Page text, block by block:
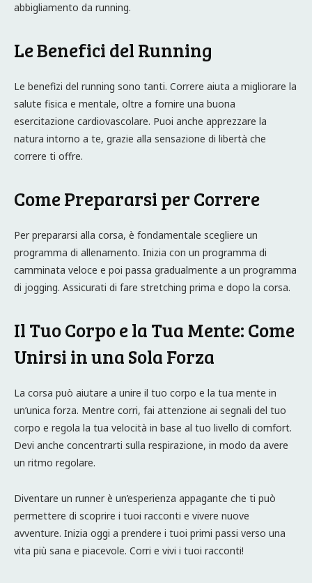
abbigliamento da running.
Le Benefici del Running
Le benefizi del running sono tanti. Correre aiuta a migliorare la
salute fisica e mentale, oltre a fornire una buona
esercitazione cardiovascolare. Puoi anche apprezzare la
natura intorno a te, grazie alla sensazione di libertà che
correre ti offre.
Come Prepararsi per Correre
Per prepararsi alla corsa, è fondamentale scegliere un
programma di allenamento. Inizia con un programma di
camminata veloce e poi passa gradualmente a un programma
di jogging. Assicurati di fare stretching prima e dopo la corsa.
Il Tuo Corpo e la Tua Mente: Come
Unirsi in una Sola Forza
La corsa può aiutare a unire il tuo corpo e la tua mente in
un’unica forza. Mentre corri, fai attenzione ai segnali del tuo
corpo e regola la tua velocità in base al tuo livello di comfort.
Devi anche concentrarti sulla respirazione, in modo da avere
un ritmo regolare.
Diventare un runner è un’esperienza appagante che ti può
permettere di scoprire i tuoi racconti e vivere nuove
avventure. Inizia oggi a prendere i tuoi primi passi verso una
vita più sana e piacevole. Corri e vivi i tuoi racconti!